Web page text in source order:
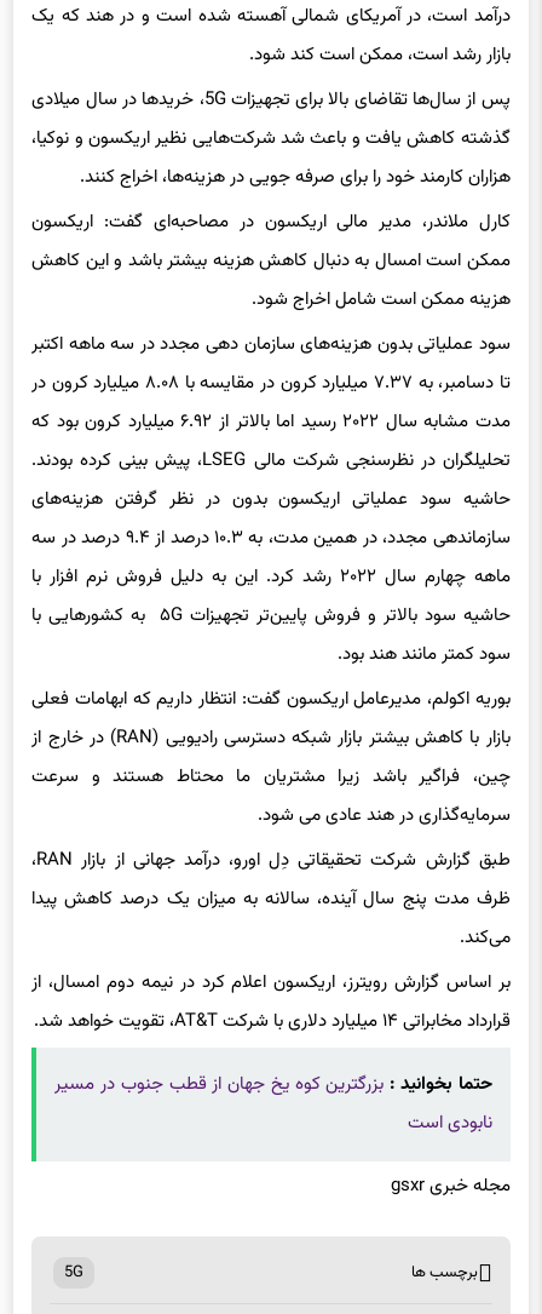
درآمد است، در آمریکای شمالی آهسته شده است و در هند که یک
بازار رشد است، ممکن است کند شود.
پس از سال‌ها تقاضای بالا برای تجهیزات 5G، خریدها در سال میلادی
گذشته کاهش یافت و باعث شد شرکت‌هایی نظیر اریکسون و نوکیا،
هزاران کارمند خود را برای صرفه جویی در هزینه‌ها، اخراج کنند.
کارل ملاندر، مدیر مالی اریکسون در مصاحبه‌ای گفت: اریکسون
ممکن است امسال به دنبال کاهش هزینه بیشتر باشد و این کاهش
هزینه ممکن است شامل اخراج شود.
سود عملیاتی بدون هزینه‌های سازمان دهی مجدد در سه ماهه اکتبر
تا دسامبر، به ۷.۳۷ میلیارد کرون در مقایسه با ۸.۰۸ میلیارد کرون در
مدت مشابه سال ۲۰۲۲ رسید اما بالاتر از ۶.۹۲ میلیارد کرون بود که
تحلیلگران در نظرسنجی شرکت مالی LSEG، پیش بینی کرده بودند.
حاشیه سود عملیاتی اریکسون بدون در نظر گرفتن هزینه‌های
سازماندهی مجدد، در همین مدت، به ۱۰.۳ درصد از ۹.۴ درصد در سه
ماهه چهارم سال ۲۰۲۲ رشد کرد. این به دلیل فروش نرم افزار با
حاشیه سود بالاتر و فروش پایین‌تر تجهیزات ۵G به کشورهایی با
سود کمتر مانند هند بود.
بوریه اکولم، مدیرعامل اریکسون گفت: انتظار داریم که ابهامات فعلی
بازار با کاهش بیشتر بازار شبکه دسترسی رادیویی (RAN) در خارج از
چین، فراگیر باشد زیرا مشتریان ما محتاط هستند و سرعت
سرمایه‌گذاری در هند عادی می شود.
طبق گزارش شرکت تحقیقاتی دِل اورو، درآمد جهانی از بازار RAN،
ظرف مدت پنج سال آینده، سالانه به میزان یک درصد کاهش پیدا
می‌کند.
بر اساس گزارش رویترز، اریکسون اعلام کرد در نیمه دوم امسال، از
قرارداد مخابراتی ۱۴ میلیارد دلاری با شرکت AT&T، تقویت خواهد شد.
حتما بخوانید : بزرگترین کوه یخ جهان از قطب جنوب در مسیر
نابودی است
مجله خبری gsxr
برچسب ها 5G